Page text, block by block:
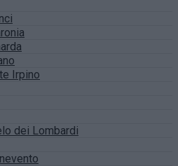
Irpino
dei Lombardi